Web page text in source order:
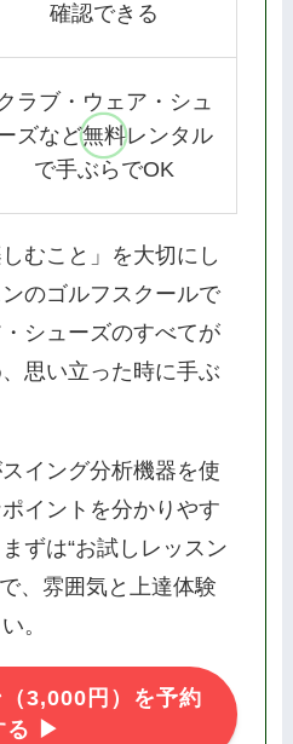
確認できる
ラブ・ウェア・シュ
ズなど無料レンタル
で手ぶらでOK
むこと」を大切にし
のゴルフスクールで
シューズのすべてが
思い立った時に手ぶ
イング分析機器を使
イントを分かりやす
ずは“お試しレッスン
、雰囲気と上達体験
。
3,000円）を予約
る ▶